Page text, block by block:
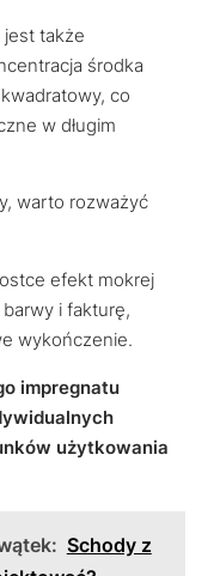
także
środka
co
w długim
warto rozważyć
efekt mokrej
i fakturę,
wykończenie.
impregnatu
użytkowania
Schody z